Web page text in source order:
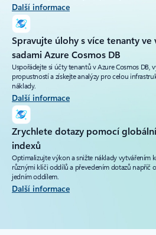
Další informace
Spravujte úlohy s více tenanty ve
sadami Azure Cosmos DB
Uspořádejte si účty tenantů v Azure Cosmos DB,
propustností a získejte analýzy pro celou
náklady.
Další informace
Zrychlete dotazy pomocí
indexů
Optimalizujte výkon a snižte náklady vytvářením
různými klíči oddílů a převedením dotazů napříč
jedním oddílem.
Další informace